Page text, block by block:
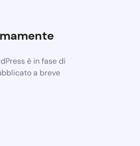
è in fase di
a breve